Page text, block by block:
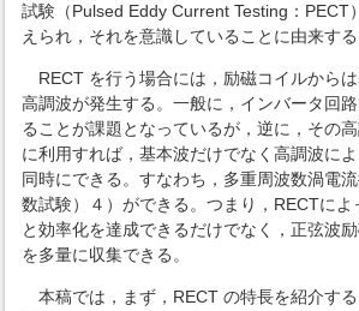
試験（Pulsed Eddy Current Testing：PECT
えられ，それを意識していることに由来する
RECT を行う場合には，励磁コイルから
高調波が発生する。一般に，インバータ回
ることが課題となっているが，逆に，その
に利用すれば，基本波だけでなく高調波に
同時にできる。すなわち，多重周波数渦電
数試験）４）ができる。つまり，RECTに
と効率化を達成できるだけでなく，正弦波
を多量に収集できる。
本稿では，まず，RECT の特長を紹介す